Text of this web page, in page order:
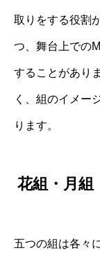
取りをする役割
つ、舞台上での
することがあり
く、組のイメー
ります。
花組・月組
五つの組は各々